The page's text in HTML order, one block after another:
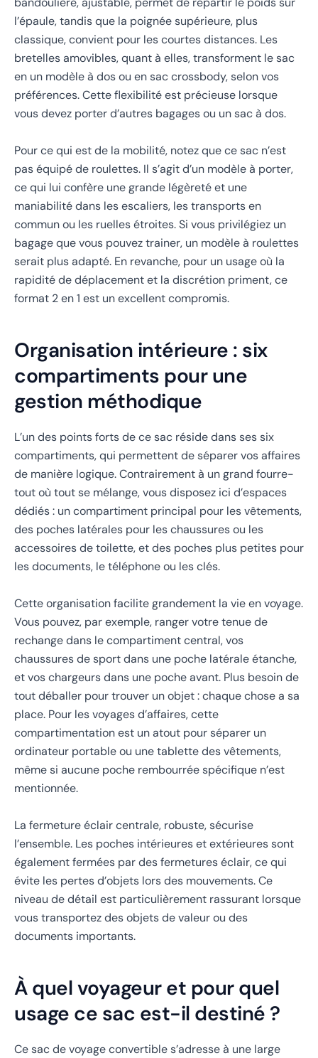
l’épaule, tandis que la poignée supérieure, plus
classique, convient pour les courtes distances. Les
bretelles amovibles, quant à elles, transforment le sac
en un modèle à dos ou en sac crossbody, selon vos
préférences. Cette flexibilité est précieuse lorsque
vous devez porter d’autres bagages ou un sac à dos.
Pour ce qui est de la mobilité, notez que ce sac n’est
pas équipé de roulettes. Il s’agit d’un modèle à porter,
ce qui lui confère une grande légèreté et une
maniabilité dans les escaliers, les transports en
commun ou les ruelles étroites. Si vous privilégiez un
bagage que vous pouvez trainer, un modèle à roulettes
serait plus adapté. En revanche, pour un usage où la
rapidité de déplacement et la discrétion priment, ce
format 2 en 1 est un excellent compromis.
Organisation intérieure : six
compartiments pour une
gestion méthodique
L’un des points forts de ce sac réside dans ses six
compartiments, qui permettent de séparer vos affaires
de manière logique. Contrairement à un grand fourre-
tout où tout se mélange, vous disposez ici d’espaces
dédiés : un compartiment principal pour les vêtements,
des poches latérales pour les chaussures ou les
accessoires de toilette, et des poches plus petites pour
les documents, le téléphone ou les clés.
Cette organisation facilite grandement la vie en voyage.
Vous pouvez, par exemple, ranger votre tenue de
rechange dans le compartiment central, vos
chaussures de sport dans une poche latérale étanche,
et vos chargeurs dans une poche avant. Plus besoin de
tout déballer pour trouver un objet : chaque chose a sa
place. Pour les voyages d’affaires, cette
compartimentation est un atout pour séparer un
ordinateur portable ou une tablette des vêtements,
même si aucune poche rembourrée spécifique n’est
mentionnée.
La fermeture éclair centrale, robuste, sécurise
l’ensemble. Les poches intérieures et extérieures sont
également fermées par des fermetures éclair, ce qui
évite les pertes d’objets lors des mouvements. Ce
niveau de détail est particulièrement rassurant lorsque
vous transportez des objets de valeur ou des
documents importants.
À quel voyageur et pour quel
usage ce sac est-il destiné ?
Ce sac de voyage convertible s’adresse à une large